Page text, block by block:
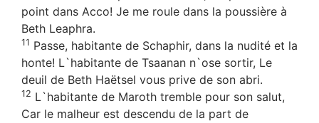
point dans Acco! Je me roule dans la poussière à
Beth Leaphra.
11 Passe, habitante de Schaphir, dans la nudité et la
honte! L`habitante de Tsaanan n`ose sortir, Le
deuil de Beth Haëtsel vous prive de son abri.
12 L`habitante de Maroth tremble pour son salut,
Car le malheur est descendu de la part de